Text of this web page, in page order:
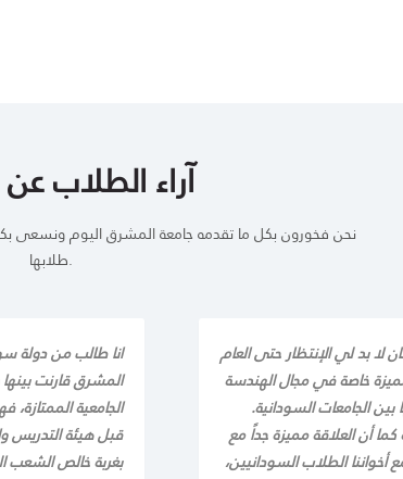
آراء الطلاب
نحن فخورون بكل ما تقدمه جامعة المشرق اليوم ونسعى
طلابها.
انا طالب من دولة
المشرق قارنت
الجامعية
قبل هيئة التدريس
بغربة خالص الشعب
بد لي الإنتظار حتى العام
خاصة في مجال الهندسة
الجامعات السودانية.
أن العلاقة مميزة جداً مع
الطلاب السودانيين،